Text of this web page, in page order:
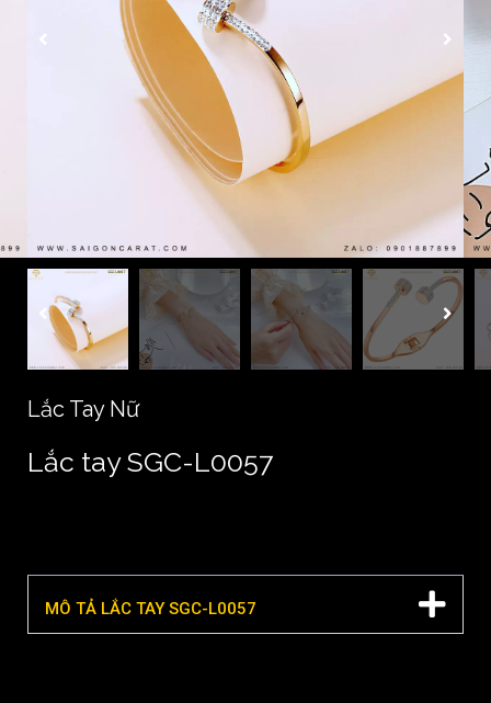
Lắc Tay Nữ
Lắc tay SGC-L0057
MÔ TẢ LẮC TAY SGC-L0057